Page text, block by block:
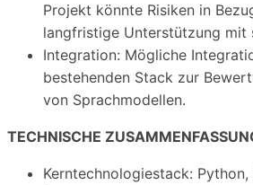
Projekt könnte Risiken in
langfristige Unterstützung mit
Integration: Mögliche
bestehenden Stack zur
von Sprachmodellen.
TECHNISCHE
Kerntechnologiestack: Python,